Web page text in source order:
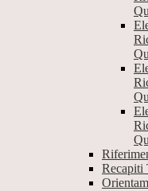
Recapiti